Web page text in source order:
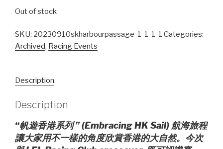
Out of stock
SKU: 20230910skharbourpassage-1-1-1-1 Categories:
Archived, Racing Events
Description
Description
“帆遊香港系列 ” (Embracing HK Sail) 航海旅程
讓大家用不一樣的角度欣賞香港的大自然。今次